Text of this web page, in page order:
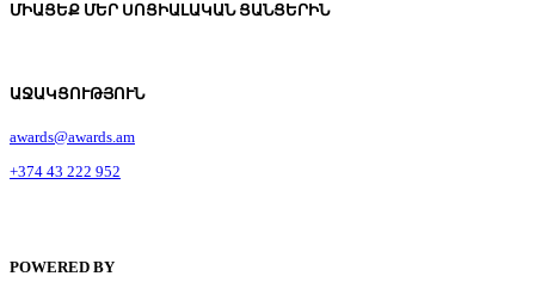
ՄԻԱՑԵՔ ՄԵՐ ՍՈՑԻԱԼԱԿԱՆ ՑԱՆՑԵՐԻՆ
ԱՋԱԿՑՈՒԹՅՈՒՆ
awards@awards.am
+374 43 222 952
POWERED BY